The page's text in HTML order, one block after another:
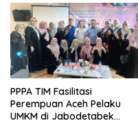
PPPA TIM Fasilitasi
Perempuan Aceh Pelaku
UMKM di Jabodetabek